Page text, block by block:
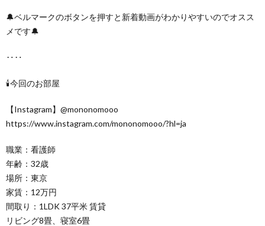
🔔ベルマークのボタンを押すと新着動画がわかりやすいのでオスス
メです🔔
‥‥
🕯今回のお部屋
【Instagram】@mononomooo
https://www.instagram.com/mononomooo/?hl=ja
職業：看護師
年齢：32歳
場所：東京
家賃：12万円
間取り：1LDK 37平米 賃貸
リビング8畳、寝室6畳